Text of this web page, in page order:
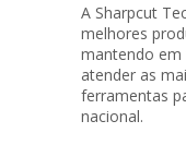
A Sharpcut
melhores
mantendo
atender as
ferramentas
nacional.